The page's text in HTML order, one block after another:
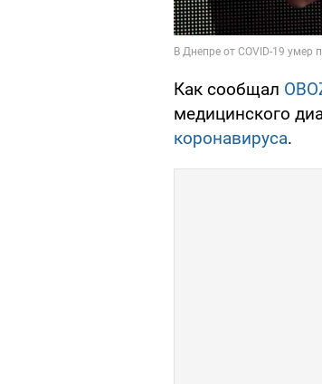
Как сообщал
медицинского
коронавируса.